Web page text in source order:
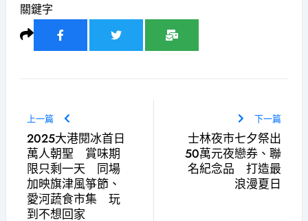
關鍵字
上一篇
2025大港閱冰首日
萬人朝聖 賞味期
限只剩一天 同場
加映旗津風箏節、
愛河蔬食市集 玩
到不想回家
下一篇
士林夜市七夕祭出
50萬元夜戀券、聯
名紀念品 打造最
浪漫夏日